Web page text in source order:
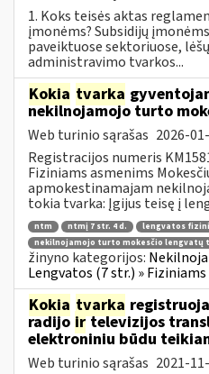
1. Koks teisės aktas
įmonėms? Subsidijų
paveiktuose sektoriuose,
administravimo tvarkos...
Kokia tvarka
nekilnojamojo turto
Web turinio sąrašas 2026-
Registracijos numeris
Fiziniams asmenims
apmokestinamajam
tokia tvarka: Įgijus teisę į
ntm ntmį 7 str. 4 d.
lengvatos
nekilnojamojo turto mokesčio lengvatų
žinyno kategorijos:
Lengvatos (7 str.) »
Kokia tvarka
radijo irtelevizijos
elektroniniu būdu
Web turinio sąrašas 2021-